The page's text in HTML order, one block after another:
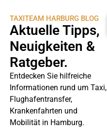
TAXITEAM HARBURG BLOG
Aktuelle Tipps,
Neuigkeiten &
Ratgeber.
Entdecken Sie hilfreiche
Informationen rund um Taxi,
Flughafentransfer,
Krankenfahrten und
Mobilität in Hamburg.